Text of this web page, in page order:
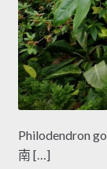
Philodendron
南 […]